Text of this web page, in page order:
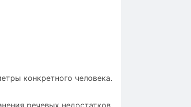
конкретного человека.
речевых недостатков.